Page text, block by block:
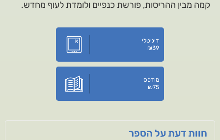
קמה מבין ההריסות, פורשת כנפיים ולומדת לעוף מחדש.
דיגיטלי
₪39
מודפס
₪75
חוות דעת על הספר